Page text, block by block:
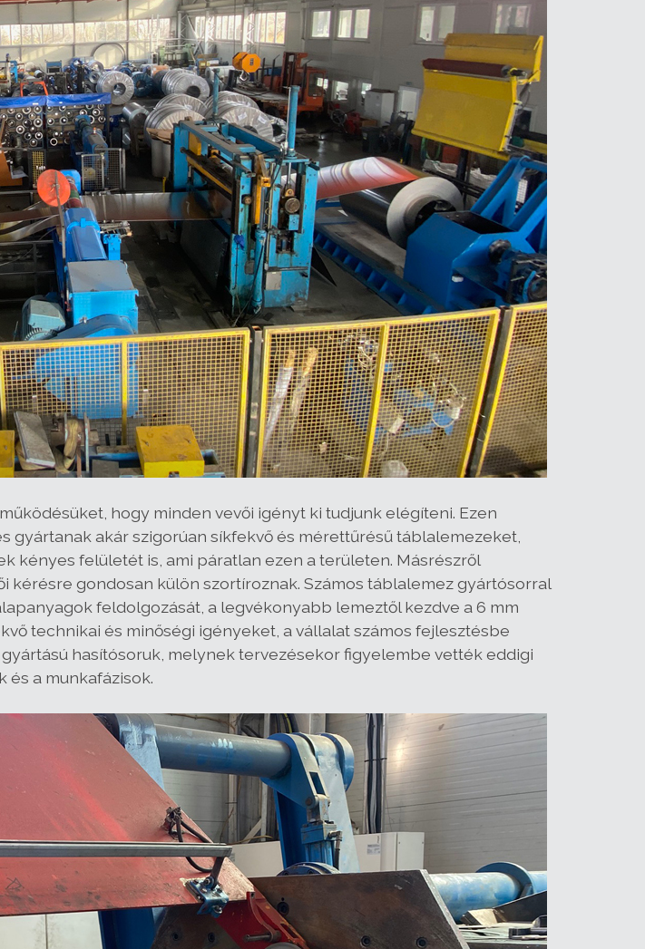
hogy minden vevői igényt ki tudjunk elégíteni. Ezen
akár szigorúan síkfekvő és mérettűrésű táblalemezeket,
kényes felületét is, ami páratlan ezen a területen. Másrészről
gondosan külön szortíroznak. Számos táblalemez gyártósorral
feldolgozását, a legvékonyabb lemeztől kezdve a 6 mm
technikai és minőségi igényeket, a vállalat számos fejlesztésbe
hasítósoruk, melynek tervezésekor figyelembe vették eddigi
a munkafázisok.